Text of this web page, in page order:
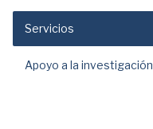
Servicios
Apoyo a la investigación